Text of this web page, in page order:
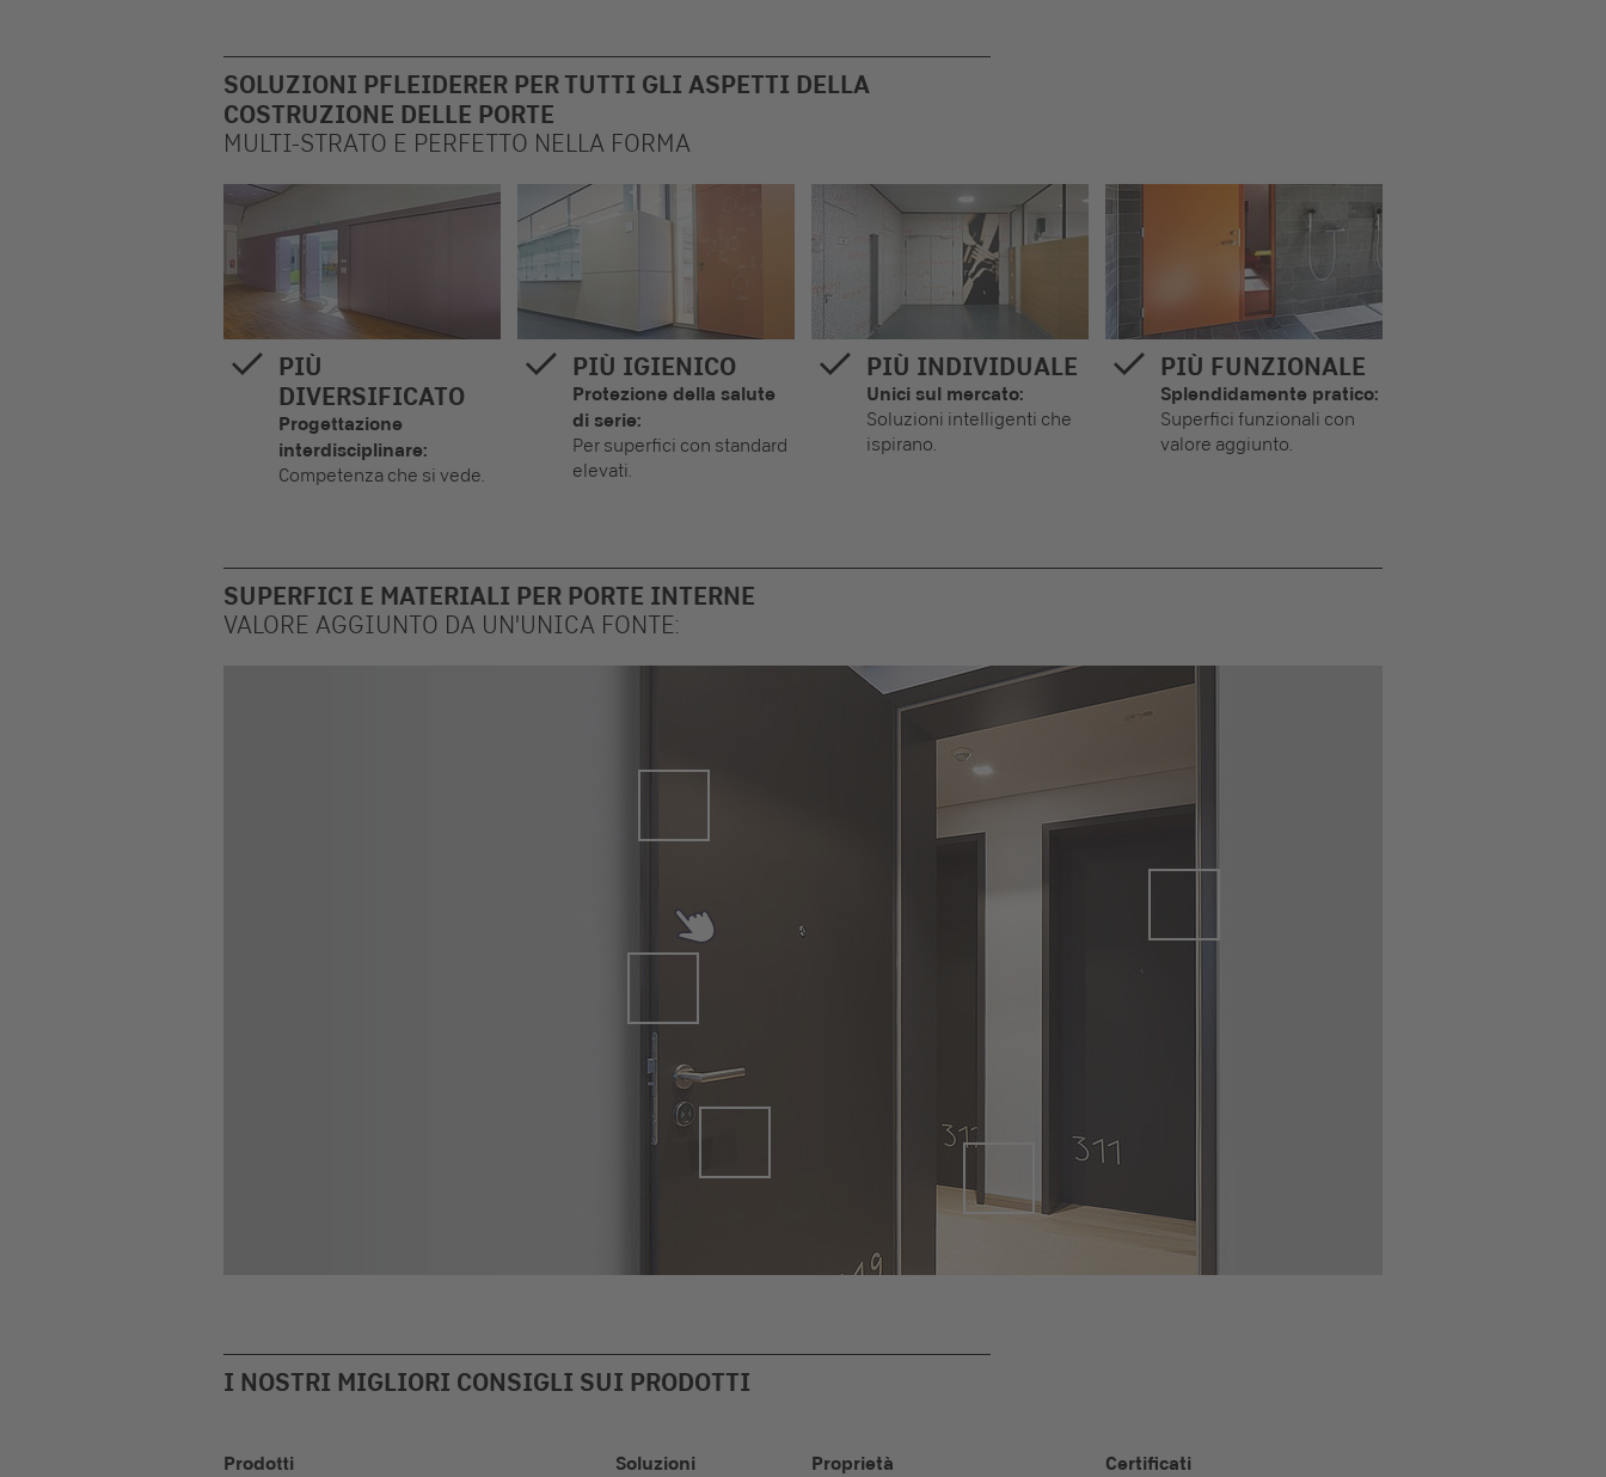
SOLUZIONI PFLEIDERER PER TUTTI GLI ASPETTI DELLA
COSTRUZIONE DELLE PORTE
MULTI-STRATO E PERFETTO NELLA FORMA
PIÙ
DIVERSIFICATO
Progettazione
interdisciplinare:
Competenza che si vede.
PIÙ IGIENICO
Protezione della salute
di serie:
Per superfici con standard
elevati.
PIÙ INDIVIDUALE
Unici sul mercato:
Soluzioni intelligenti che
ispirano.
PIÙ FUNZIONALE
Splendidamente pratico:
Superfici funzionali con
valore aggiunto.
SUPERFICI E MATERIALI PER PORTE INTERNE
VALORE AGGIUNTO DA UN'UNICA FONTE:
della porta
I NOSTRI MIGLIORI CONSIGLI SUI PRODOTTI
Prodotti Soluzioni Proprietà Certificati